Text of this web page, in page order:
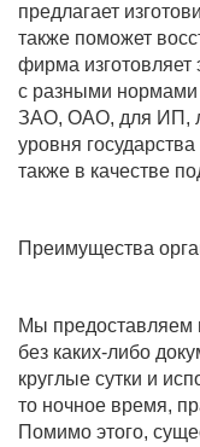
предлагает
также поможет
фирма изготовляет
с разными нормами
ЗАО, ОАО, для ИП,
уровня
также в качестве
Преимущества
Мы предоставляем
без каких-либо
круглые сутки и
то ночное время,
Помимо этого,